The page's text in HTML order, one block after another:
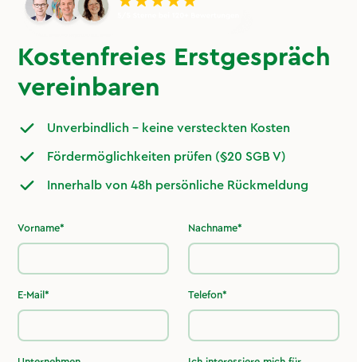
Kostenfreies Erstgespräch
vereinbaren
Unverbindlich – keine versteckten Kosten
Fördermöglichkeiten prüfen (§20 SGB V)
Innerhalb von 48h persönliche Rückmeldung
Vorname* Nachname*
E-Mail* Telefon*